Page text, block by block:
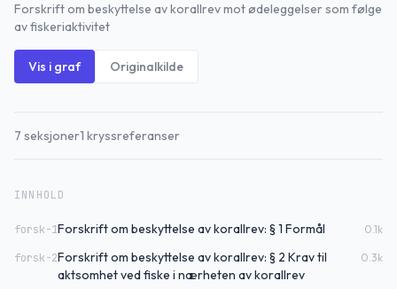
Forskrift om beskyttelse av korallrev mot ødeleggelser som følge
av fiskeriaktivitet
Vis i graf Originalkilde
7 seksjoner1 kryssreferanser
INNHOLD
forsk-1Forskrift om beskyttelse av korallrev: § 1 Formål 0.1k
forsk-2Forskrift om beskyttelse av korallrev: § 2 Krav til
aktsomhet ved fiske i nærheten av korallrev
0.3k